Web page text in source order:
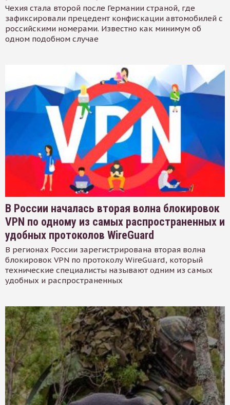
Чехия стала второй после Германии страной, где
зафиксировали прецедент конфискации автомобилей с
российскими номерами. Известно как минимум об
одном подобном случае
В России началась вторая волна блокировок
VPN по одному из самых распространенных и
удобных протоколов WireGuard
В регионах России зарегистрирована вторая волна
блокировок VPN по протоколу WireGuard, который
технические специалисты называют одним из самых
удобных и распространенных